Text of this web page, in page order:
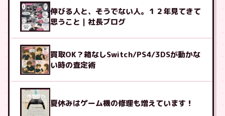
伸びる人と、そうでない人。１２年見てきて
思うこと｜社長ブログ
買取OK？箱なしSwitch/PS4/3DSが動かな
い時の査定術
夏休みはゲーム機の修理も増えています！